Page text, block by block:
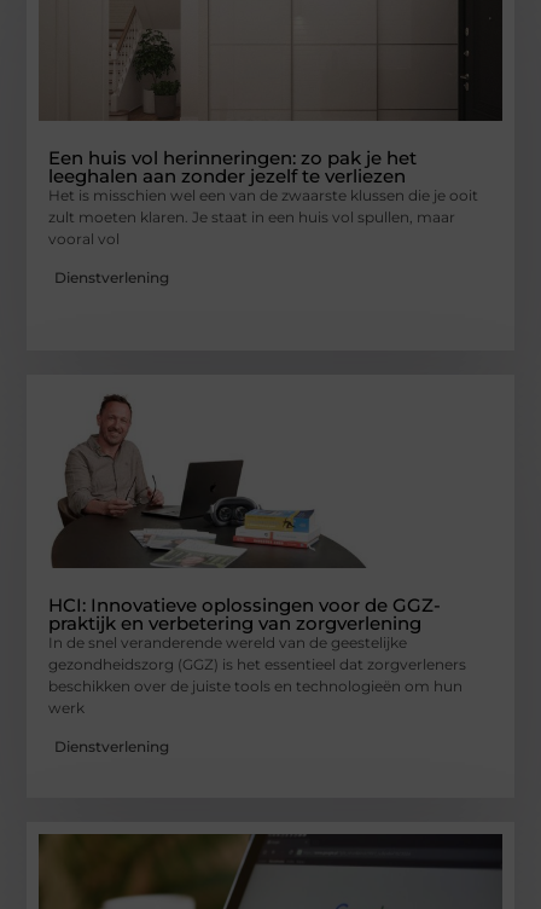
Een huis vol herinneringen: zo pak je het
leeghalen aan zonder jezelf te verliezen
Het is misschien wel een van de zwaarste klussen die je ooit
zult moeten klaren. Je staat in een huis vol spullen, maar
vooral vol
Dienstverlening
HCI: Innovatieve oplossingen voor de GGZ-
praktijk en verbetering van zorgverlening
In de snel veranderende wereld van de geestelijke
gezondheidszorg (GGZ) is het essentieel dat zorgverleners
beschikken over de juiste tools en technologieën om hun
werk
Dienstverlening